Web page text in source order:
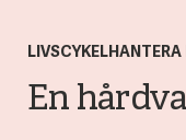
LIVSCYKELHANTERA
En